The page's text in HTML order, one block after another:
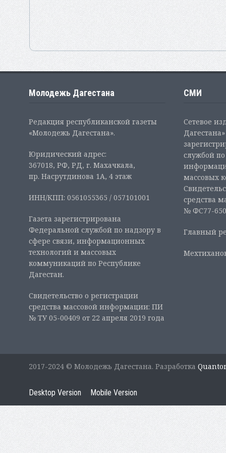
Молодежь Дагестана
Редакция республиканской газеты
«Молодежь Дагестана».
Юридический адрес:
367018, РФ, РД, г. Махачкала,
пр. Насрутдинова 1А, 4 этаж
ИНН/КПП: 0561055365 / 057101001
Газета зарегистрирована
Федеральной службой по надзору в
сфере связи, информационных
технологий и массовых
коммуникаций по Республике
Дагестан.
Свидетельство о регистрации
средства массовой информации: ПИ
№ ТУ 05-00409 от 22 апреля 2019 года
СМИ
Сетевое
службой
массовых
средства
№ ФС77-
Главный
2017-2024 © Молодежь Дагестана. Разработка
Desktop Version Mobile Version